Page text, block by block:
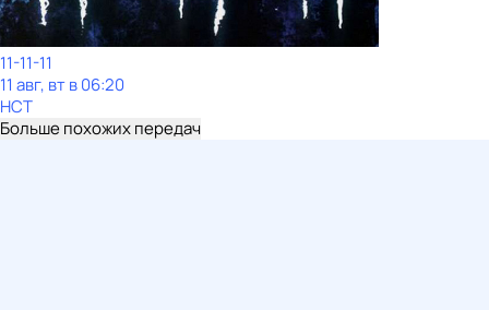
11-11-11
11 авг, вт в 06:20
НСТ
Больше похожих передач